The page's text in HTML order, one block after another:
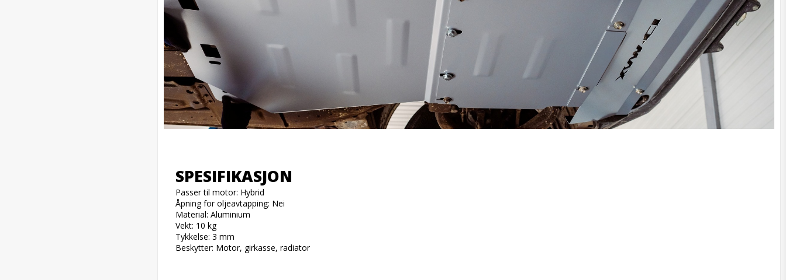
SPESIFIKASJON
Passer til motor: Hybrid
Åpning for oljeavtapping: Nei
Material: Aluminium
Vekt: 10 kg
Tykkelse: 3 mm
Beskytter: Motor, girkasse, radiator